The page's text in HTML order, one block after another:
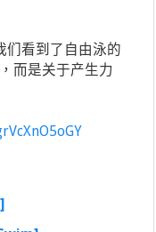
们看到了自由泳的
而是关于产生力